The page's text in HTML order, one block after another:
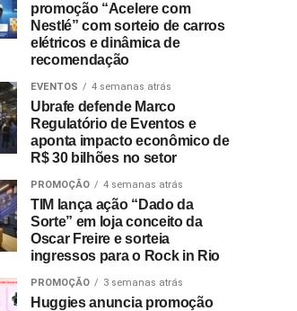
promoção “Acelere com
Nestlé” com sorteio de carros
elétricos e dinâmica de
recomendação
EVENTOS 4 semanas atrás
Ubrafe defende Marco
Regulatório de Eventos e
aponta impacto econômico de
R$ 30 bilhões no setor
PROMOÇÃO 4 semanas atrás
TIM lança ação “Dado da
Sorte” em loja conceito da
Oscar Freire e sorteia
ingressos para o Rock in Rio
PROMOÇÃO 3 semanas atrás
Huggies anuncia promoção